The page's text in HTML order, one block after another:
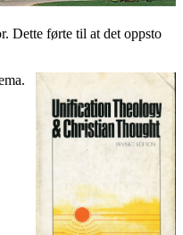
Dette førte til at det oppsto